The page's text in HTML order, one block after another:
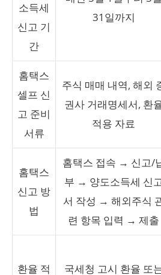
소득세
신고 기
간
31일까지
홈택스
셀프 신
고 준비
서류
주식 매매 내역, 해외
권사 거래명세서, 환
적용 자료
홈택스
신고 방
법
홈택스 접속 → 신고/
부 → 양도소득세 신
서 작성 → 해외주식
련 항목 입력 → 제출
환율 적
국세청 고시 환율 또